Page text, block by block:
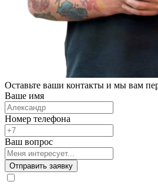
Оставьте ваши контакты и мы вам
Ваше имя
Номер телефона
Ваш вопрос
Отправить заявку